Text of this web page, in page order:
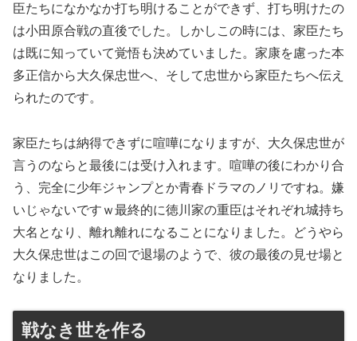
臣たちになかなか打ち明けることができず、打ち明けたの
は小田原合戦の直後でした。しかしこの時には、家臣たち
は既に知っていて覚悟も決めていました。家康を慮った本
多正信から大久保忠世へ、そして忠世から家臣たちへ伝え
られたのです。
家臣たちは納得できずに喧嘩になりますが、大久保忠世が
言うのならと最後には受け入れます。喧嘩の後にわかり合
う、完全に少年ジャンプとか青春ドラマのノリですね。嫌
いじゃないですｗ最終的に徳川家の重臣はそれぞれ城持ち
大名となり、離れ離れになることになりました。どうやら
大久保忠世はこの回で退場のようで、彼の最後の見せ場と
なりました。
戦なき世を作る